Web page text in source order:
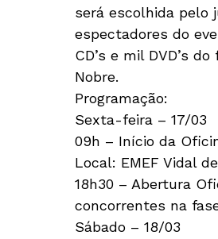
será escolhida pelo
espectadores do
CD’s e mil DVD’s
Nobre.
Programação:
Sexta-feira – 17/03
09h – Início da
Local: EMEF Vidal
18h30 – Abertura
concorrentes na
Sábado – 18/03